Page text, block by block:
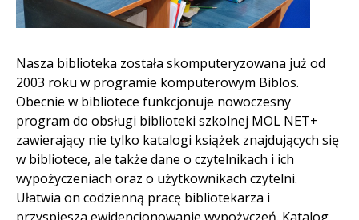
Nasza biblioteka została skomputeryzowana już od
2003 roku w programie komputerowym Biblos.
Obecnie w bibliotece funkcjonuje nowoczesny
program do obsługi biblioteki szkolnej MOL NET+
zawierający nie tylko katalogi książek znajdujących się
w bibliotece, ale także dane o czytelnikach i ich
wypożyczeniach oraz o użytkownikach czytelni.
Ułatwia on codzienną pracę bibliotekarza i